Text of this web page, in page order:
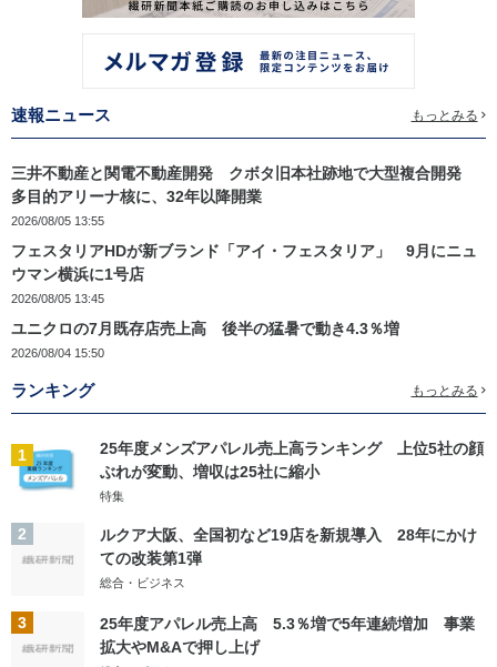
速報ニュース もっとみる
三井不動産と関電不動産開発 クボタ旧本社跡地で大型複合開発
多目的アリーナ核に、32年以降開業
2026/08/05 13:55
フェスタリアHDが新ブランド「アイ・フェスタリア」 9月にニュ
ウマン横浜に1号店
2026/08/05 13:45
ユニクロの7月既存店売上高 後半の猛暑で動き4.3％増
2026/08/04 15:50
ランキング もっとみる
1
25年度メンズアパレル売上高ランキング 上位5社の顔
ぶれが変動、増収は25社に縮小
特集
2
ルクア大阪、全国初など19店を新規導入 28年にかけ
ての改装第1弾
総合・ビジネス
3
25年度アパレル売上高 5.3％増で5年連続増加 事業
拡大やM&Aで押し上げ